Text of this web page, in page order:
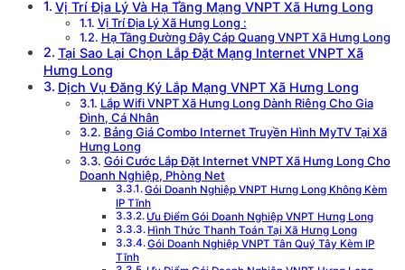
Vị Trí Địa Lý Và Hạ Tầng Mạng VNPT Xã Hưng Long
Vị Trí Địa Lý Xã Hưng Long :
Hạ Tầng Đường Đây Cáp Quang VNPT Xã Hưng Long
Tại Sao Lại Chọn Lắp Đặt Mạng Internet VNPT Xã
Hưng Long
Dịch Vụ Đăng Ký Lắp Mạng VNPT Xã Hưng Long
Lắp Wifi VNPT Xã Hưng Long Dành Riêng Cho Gia
Đình, Cá Nhân
Bảng Giá Combo Internet Truyền Hình MyTV Tại Xã
Hưng Long
Gói Cước Lắp Đặt Internet VNPT Xã Hưng Long Cho
Doanh Nghiệp, Phòng Net
Gói Doanh Nghiệp VNPT Hưng Long Không Kèm
IP Tĩnh
Ưu Điểm Gói Doanh Nghiệp VNPT Hưng Long
Hình Thức Thanh Toán Tại Xã Hưng Long
Gói Doanh Nghiệp VNPT Tân Quý Tây Kèm IP
Tĩnh